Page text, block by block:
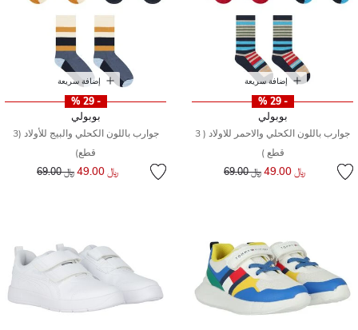
إضافة سريعة
- 29 %
بوبولي
جوارب باللون الكحلي والاحمر للاولاد ( 3
قطع )
﷼ 49.00 سعر مخفض من﷼ 69.00
إضافة سريعة
- 29 %
بوبولي
جوارب باللون الكحلي والبيج للأولاد (3
قطع)
﷼ 49.00 سعر مخفض من
﷼ 69.00 إلى